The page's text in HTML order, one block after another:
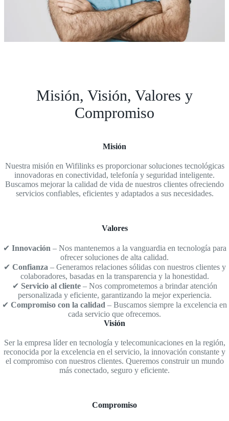
Misión, Visión, Valores y
Compromiso
Misión
Nuestra misión en Wifilinks es proporcionar soluciones tecnológicas
innovadoras en conectividad, telefonía y seguridad inteligente.
Buscamos mejorar la calidad de vida de nuestros clientes ofreciendo
servicios confiables, eficientes y adaptados a sus necesidades.
Valores
✔ Innovación – Nos mantenemos a la vanguardia en tecnología para
ofrecer soluciones de alta calidad.
✔ Confianza – Generamos relaciones sólidas con nuestros clientes y
colaboradores, basadas en la transparencia y la honestidad.
✔ Servicio al cliente– Nos comprometemos a brindar atención
personalizada y eficiente, garantizando la mejor experiencia.
✔ Compromiso con la calidad – Buscamos siempre la excelencia en
cada servicio que ofrecemos.
Visión
Ser la empresa líder en tecnología y telecomunicaciones en la región,
reconocida por la excelencia en el servicio, la innovación constante y
el compromiso con nuestros clientes. Queremos construir un mundo
más conectado, seguro y eficiente.
Compromiso